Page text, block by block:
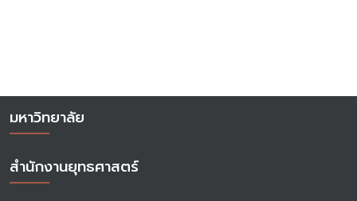
มหาวิทยาลัย
สำนักงานยุทธศาสตร์